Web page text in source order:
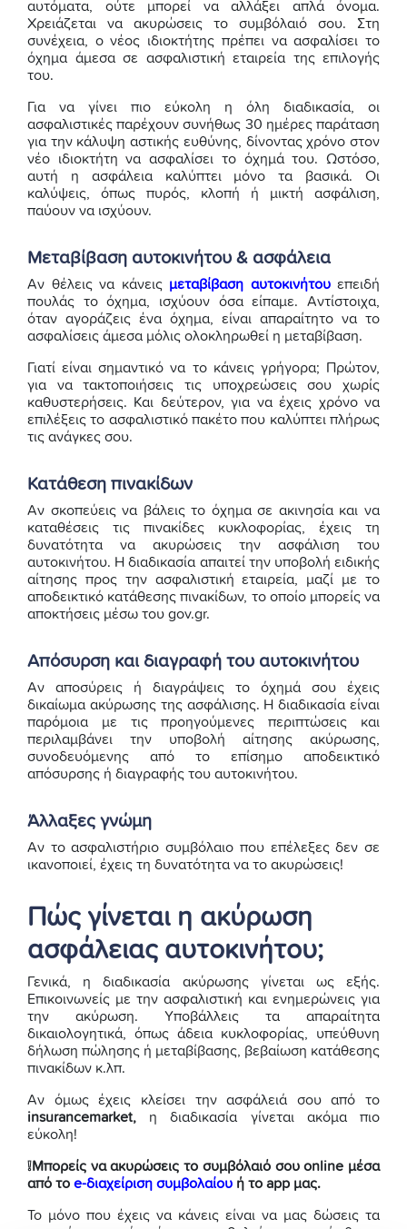
αυτόματα, ούτε μπορεί να αλλάξει απλά όνομα.
Χρειάζεται να ακυρώσεις το συμβόλαιό σου. Στη
συνέχεια, ο νέος ιδιοκτήτης πρέπει να ασφαλίσει το
όχημα άμεσα σε ασφαλιστική εταιρεία της επιλογής
του.
Για να γίνει πιο εύκολη η όλη διαδικασία, οι
ασφαλιστικές παρέχουν συνήθως 30 ημέρες παράταση
για την κάλυψη αστικής ευθύνης, δίνοντας χρόνο στον
νέο ιδιοκτήτη να ασφαλίσει το όχημά του. Ωστόσο,
αυτή η ασφάλεια καλύπτει μόνο τα βασικά. Οι
καλύψεις, όπως πυρός, κλοπή ή μικτή ασφάλιση,
παύουν να ισχύουν.
Μεταβίβαση αυτοκινήτου & ασφάλεια
Αν θέλεις να κάνεις μεταβίβαση αυτοκινήτουεπειδή
πουλάς το όχημα, ισχύουν όσα είπαμε. Αντίστοιχα,
όταν αγοράζεις ένα όχημα, είναι απαραίτητο να το
ασφαλίσεις άμεσα μόλις ολοκληρωθεί η μεταβίβαση.
Γιατί είναι σημαντικό να το κάνεις γρήγορα; Πρώτον,
για να τακτοποιήσεις τις υποχρεώσεις σου χωρίς
καθυστερήσεις. Και δεύτερον, για να έχεις χρόνο να
επιλέξεις το ασφαλιστικό πακέτο που καλύπτει πλήρως
τις ανάγκες σου.
Κατάθεση πινακίδων
Αν σκοπεύεις να βάλεις το όχημα σε ακινησία και να
καταθέσεις τις πινακίδες κυκλοφορίας, έχεις τη
δυνατότητα να ακυρώσεις την ασφάλιση του
αυτοκινήτου. Η διαδικασία απαιτεί την υποβολή ειδικής
αίτησης προς την ασφαλιστική εταιρεία, μαζί με το
αποδεικτικό κατάθεσης πινακίδων, το οποίο μπορείς να
αποκτήσεις μέσω του gov.gr.
Απόσυρση και διαγραφή του αυτοκινήτου
Αν αποσύρεις ή διαγράψεις το όχημά σου έχεις
δικαίωμα ακύρωσης της ασφάλισης. Η διαδικασία είναι
παρόμοια με τις προηγούμενες περιπτώσεις και
περιλαμβάνει την υποβολή αίτησης ακύρωσης,
συνοδευόμενης από το επίσημο αποδεικτικό
απόσυρσης ή διαγραφής του αυτοκινήτου.
Άλλαξες γνώμη
Αν το ασφαλιστήριο συμβόλαιο που επέλεξες δεν σε
ικανοποιεί, έχεις τη δυνατότητα να το ακυρώσεις!
Πώς γίνεται η ακύρωση
ασφάλειας αυτοκινήτου;
Γενικά, η διαδικασία ακύρωσης γίνεται ως εξής.
Επικοινωνείς με την ασφαλιστική και ενημερώνεις για
την ακύρωση. Υποβάλλεις τα απαραίτητα
δικαιολογητικά, όπως άδεια κυκλοφορίας, υπεύθυνη
δήλωση πώλησης ή μεταβίβασης, βεβαίωση κατάθεσης
πινακίδων κ.λπ.
Αν όμως έχεις κλείσει την ασφάλειά σου από το
insurancemarket, η διαδικασία γίνεται ακόμα πιο
εύκολη!
❕Μπορείς να ακυρώσεις το συμβόλαιό σου online μέσα
από το e-διαχείριση συμβολαίου ή το app μας.
Το μόνο που έχεις να κάνεις είναι να μας δώσεις τα